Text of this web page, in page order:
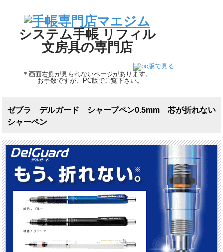
システム手帳 リフィル
文房具の専門店
＊画面右側が見られないページがあります。
お手数ですが、PC版でご覧下さい。
ゼブラ デルガード シャープペン0.5mm 芯が折れない
シャーペン